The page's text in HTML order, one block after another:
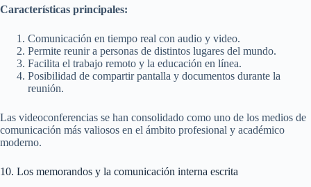
Características principales:
Comunicación en tiempo real con audio y video.
Permite reunir a personas de distintos lugares del mundo.
Facilita el trabajo remoto y la educación en línea.
Posibilidad de compartir pantalla y documentos durante la
reunión.
Las videoconferencias se han consolidado como uno de los medios de
comunicación más valiosos en el ámbito profesional y académico
moderno.
10. Los memorandos y la comunicación interna escrita